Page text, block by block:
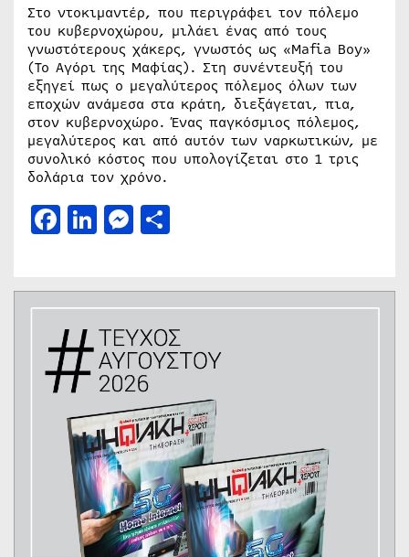
Στο ντοκιμαντέρ, που περιγράφει τον πόλεμο
του κυβερνοχώρου, μιλάει ένας από τους
γνωστότερους χάκερς, γνωστός ως «Mafia Boy»
(Το Αγόρι της Μαφίας). Στη συνέντευξή του
εξηγεί πως ο μεγαλύτερος πόλεμος όλων των
εποχών ανάμεσα στα κράτη, διεξάγεται, πια,
στον κυβερνοχώρο. Ένας παγκόσμιος πόλεμος,
μεγαλύτερος και από αυτόν των ναρκωτικών, με
συνολικό κόστος που υπολογίζεται στο 1 τρις
δολάρια τον χρόνο.
Facebook
LinkedIn
Messenger